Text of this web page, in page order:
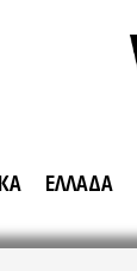
ΕΛΛΑΔΑ